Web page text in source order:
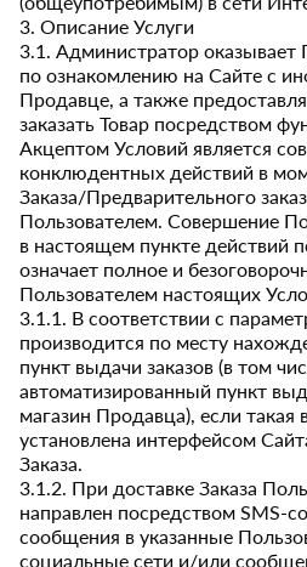
3. Описание Услуги
3.1. Администратор оказывает
по ознакомлению на Сайте с
Продавце, а также
заказать Товар посредством
Акцептом Условий является
конклюдентных действий в
Заказа/Предварительного
Пользователем. Совершение
в настоящем пункте действий
означает полное и
Пользователем настоящих
3.1.1. В соответствии с
производится по месту
пункт выдачи заказов (в том
автоматизированный пункт
магазин Продавца), если такая
установлена интерфейсом
Заказа.
3.1.2. При доставке Заказа
направлен посредством SMS-
сообщения в указанные
социальные сети и/или